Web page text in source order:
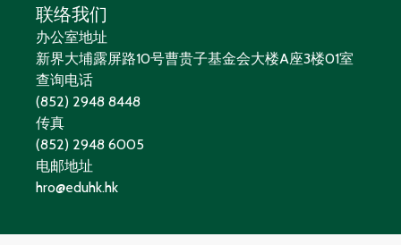
联络我们
办公室地址
新界大埔露屏路10号曹贵子基金会大楼A座3楼01室
查询电话
(852) 2948 8448
传真
(852) 2948 6005
电邮地址
hro@eduhk.hk